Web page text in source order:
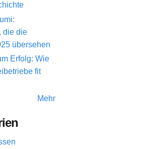
die die
übersehen
Erfolg: Wie
fit
Mehr